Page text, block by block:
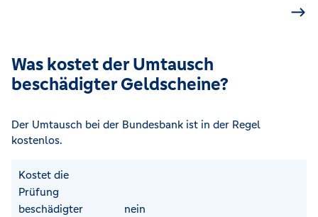
Was kostet der Umtausch
beschädigter Geldscheine?
Der Umtausch bei der Bundesbank ist in der Regel
kostenlos.
Kostet die
Prüfung
beschädigter
nein